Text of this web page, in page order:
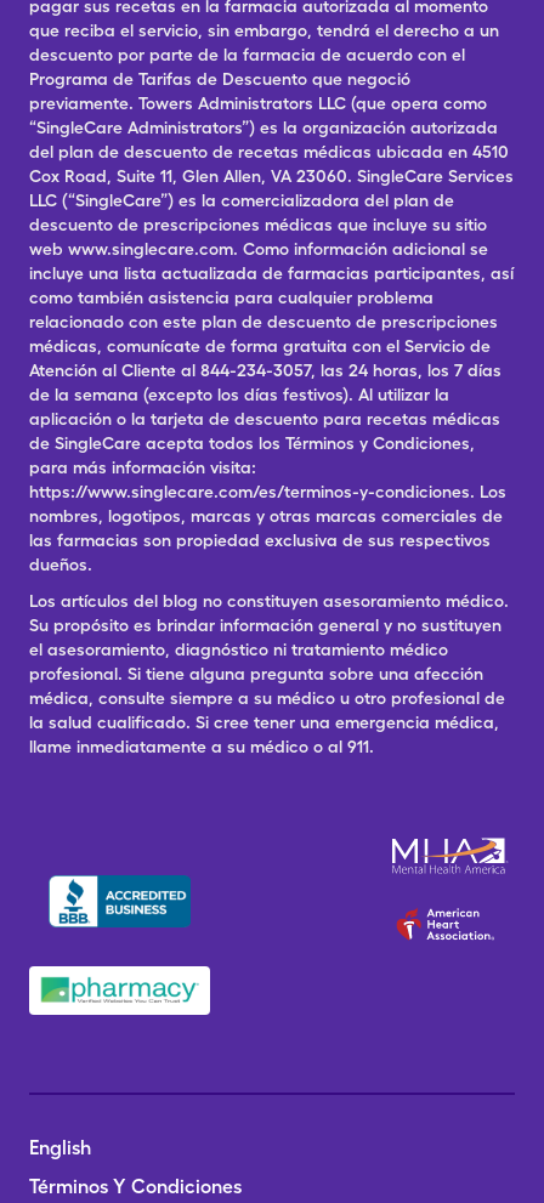
pagar sus recetas en la farmacia autorizada al momento
que reciba el servicio, sin embargo, tendrá el derecho a un
descuento por parte de la farmacia de acuerdo con el
Programa de Tarifas de Descuento que negoció
previamente. Towers Administrators LLC (que opera como
“SingleCare Administrators”) es la organización autorizada
del plan de descuento de recetas médicas ubicada en 4510
Cox Road, Suite 11, Glen Allen, VA 23060. SingleCare Services
LLC (“SingleCare”) es la comercializadora del plan de
descuento de prescripciones médicas que incluye su sitio
web www.singlecare.com. Como información adicional se
incluye una lista actualizada de farmacias participantes, así
como también asistencia para cualquier problema
relacionado con este plan de descuento de prescripciones
médicas, comunícate de forma gratuita con el Servicio de
Atención al Cliente al 844-234-3057, las 24 horas, los 7 días
de la semana (excepto los días festivos). Al utilizar la
aplicación o la tarjeta de descuento para recetas médicas
de SingleCare acepta todos los Términos y Condiciones,
para más información visita:
https://www.singlecare.com/es/terminos-y-condiciones. Los
nombres, logotipos, marcas y otras marcas comerciales de
las farmacias son propiedad exclusiva de sus respectivos
dueños.
Los artículos del blog no constituyen asesoramiento médico.
Su propósito es brindar información general y no sustituyen
el asesoramiento, diagnóstico ni tratamiento médico
profesional. Si tiene alguna pregunta sobre una afección
médica, consulte siempre a su médico u otro profesional de
la salud cualificado. Si cree tener una emergencia médica,
llame inmediatamente a su médico o al 911.
English
Términos Y Condiciones